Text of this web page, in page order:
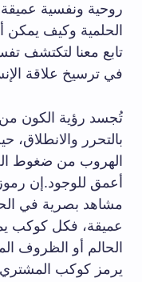
روحية ونفسية
الحلمية وكيف يمكن
تابع معنا لتكتشف
في ترسيخ علاقة
تُجسد رؤية الكون من
بالتحرر
الهروب من ضغوط
أعمق للوجود.إن
مشاهد بصرية في
عميقة، فكل كوكب
الحالم أو الظروف
يرمز كوكب المشتري